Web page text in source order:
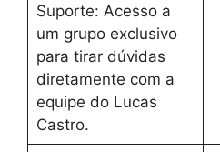
Suporte: Acesso a
um grupo exclusivo
para tirar dúvidas
diretamente com a
equipe do Lucas
Castro.